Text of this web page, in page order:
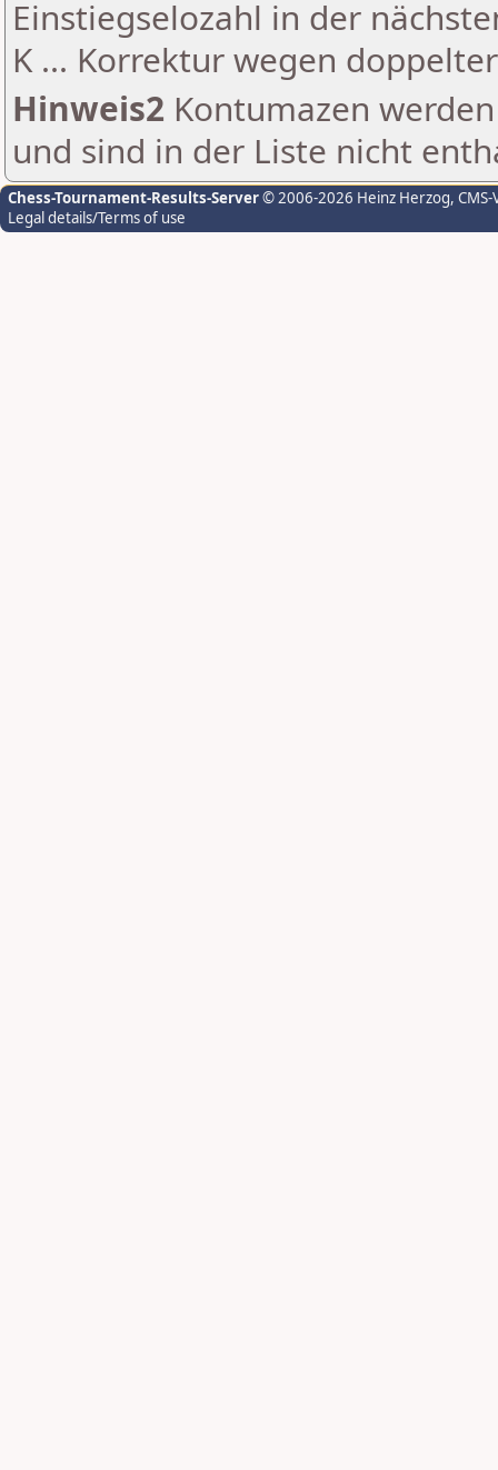
Einstiegselozahl in der
K ... Korrektur wegen
Hinweis2 Kontumazen
und sind in der Liste nicht
Chess-Tournament-Results-Server© 2006-2026 Heinz Herzog,
Legal details/Terms of use